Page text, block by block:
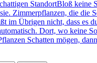
StandortBloß keine
Zimmerpflanzen, die die
im Übrigen nicht, dass es
Dort, wo keine
Schatten mögen,